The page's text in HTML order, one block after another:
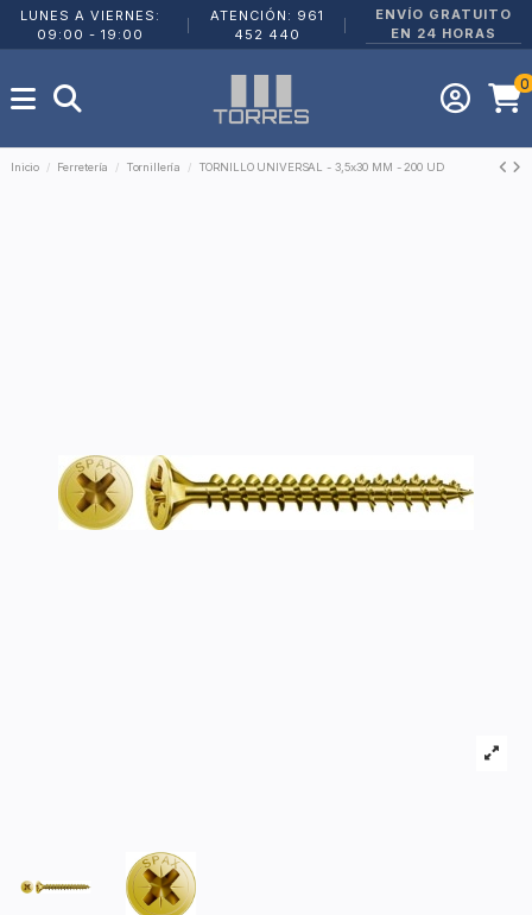
LUNES A VIERNES:
09:00 - 19:00
ATENCIÓN: 961
452 440
ENVÍO GRATUITO
EN 24 HORAS
0
Inicio Ferretería Tornillería TORNILLO UNIVERSAL - 3,5x30 MM - 200 UD